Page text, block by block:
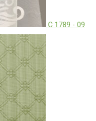
C 1789 - 09